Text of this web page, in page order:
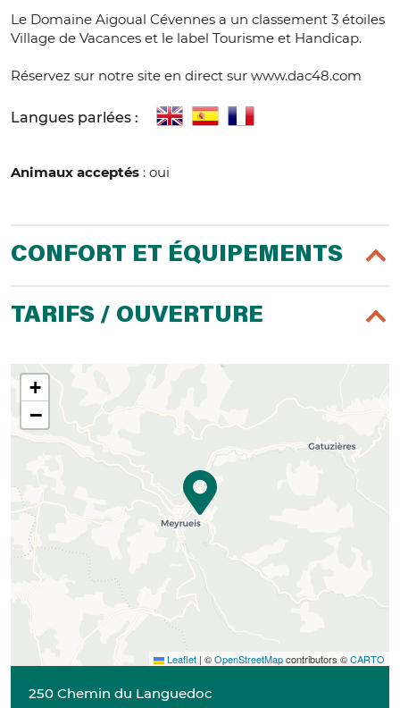
Le Domaine Aigoual Cévennes a un classement 3 étoiles
Village de Vacances et le label Tourisme et Handicap.
Réservez sur notre site en direct sur www.dac48.com
Langues parlées :
Animaux acceptés : oui
CONFORT ET ÉQUIPEMENTS
TARIFS / OUVERTURE
+
−
Leaflet | ©OpenStreetMapcontributors ©CARTO
250 Chemin du Languedoc